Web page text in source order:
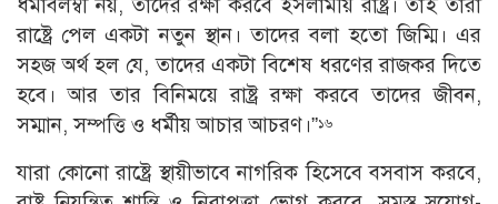
ধর্মাবলম্বী নয়, তাদের রক্ষা করবে ইসলামীয় রাষ্ট্র। তাই তারা
রাষ্ট্রে পেল একটা নতুন স্থান। তাদের বলা হতাে জিম্মি। এর
সহজ অর্থ হল যে, তাদের একটা বিশেষ ধরণের রাজকর দিতে
হবে। আর তার বিনিময়ে রাষ্ট্র রক্ষা করবে তাদের জীবন,
সম্মান, সম্পত্তি ও ধর্মীয় আচার আচরণ।”১৬
যারা কোনাে রাষ্ট্রে স্থায়ীভাবে নাগরিক হিসেবে বসবাস করবে,